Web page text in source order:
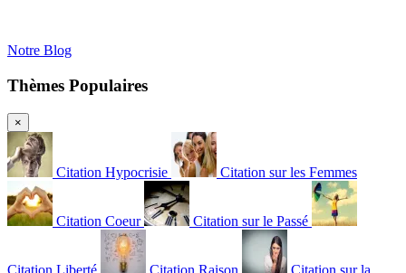
Notre Blog
Thèmes Populaires
×
Citation Hypocrisie Citation sur les Femmes
Citation Coeur Citation sur le Passé
Citation Liberté Citation Raison Citation sur la